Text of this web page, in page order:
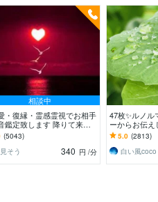
相談中
・復縁・霊感霊視でお相手
鑑定致します 降りて来た
そのままお伝えします。
(5043)
そう
340 円 /分
47枚✨ルノル
ーからお伝え
事・人間関係
してみません
5.0 (2813)
白い風coco